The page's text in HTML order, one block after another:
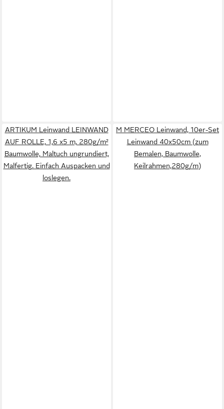
ARTIKUM Leinwand LEINWAND
AUF ROLLE, 1,6 x5 m, 280g/m²
Baumwolle, Maltuch ungrundiert,
Malfertig. Einfach Auspacken und
loslegen.
M MERCEO Leinwand, 10er-Set
Leinwand 40x50cm (zum
Bemalen, Baumwolle,
Keilrahmen,280g/m)